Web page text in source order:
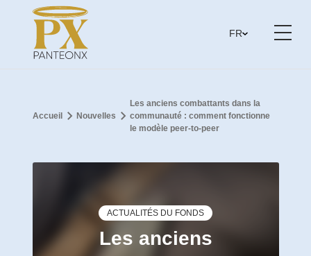
FR
Accueil Nouvelles
Les anciens combattants dans la
communauté : comment fonctionne
le modèle peer-to-peer
ACTUALITÉS DU FONDS
Les anciens